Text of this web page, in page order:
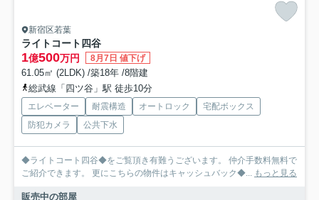
新宿区若葉
ライトコート四谷
1億500万円 8月7日 値下げ
61.05㎡ (2LDK) /築18年 /8階建
総武線「四ツ谷」駅 徒歩10分
エレベーター 耐震構造 オートロック
宅配ボックス
防犯カメラ
公共下水
◆ライトコート四谷◆をご覧頂き有難うございます。 仲介手数料無料で
ご紹介できます。 更にこちらの物件はキャッシュバック◆... もっと見る
販売中の部屋